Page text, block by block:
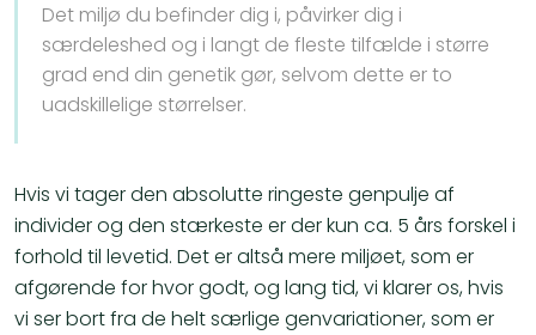
Det miljø du befinder dig i, påvirker dig i
særdeleshed og i langt de fleste tilfælde i større
grad end din genetik gør, selvom dette er to
uadskillelige størrelser.
Hvis vi tager den absolutte ringeste genpulje af
individer og den stærkeste er der kun ca. 5 års forskel i
forhold til levetid. Det er altså mere miljøet, som er
afgørende for hvor godt, og lang tid, vi klarer os, hvis
vi ser bort fra de helt særlige genvariationer, som er